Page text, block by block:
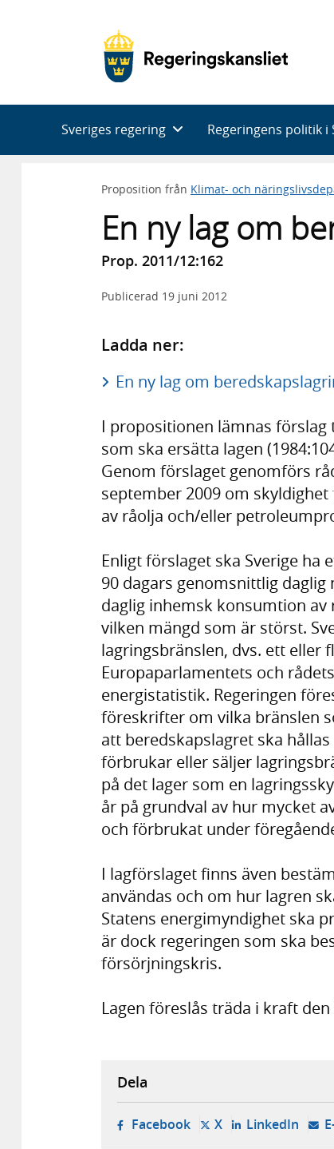
Sveriges regering Regeringens politik i
Proposition från Klimat- och
En ny lag om
Prop. 2011/12:162
Publicerad 19 juni 2012
Ladda ner:
En ny lag om
I propositionen lämnas förslag
som ska ersätta lagen
Genom förslaget genomförs
september 2009 om
av råolja och/eller
Enligt förslaget ska Sverige
90 dagars genomsnittlig
daglig inhemsk konsumtion
vilken mängd som är störst.
lagringsbränslen, dvs. ett eller
Europaparlamentets och
energistatistik. Regeringen
föreskrifter om vilka bränslen
att beredskapslagret ska
förbrukar eller säljer
på det lager som en
år på grundval av hur mycket
och förbrukat under
I lagförslaget finns även
användas och om hur lagren
Statens energimyndighet ska
är dock regeringen som ska
försörjningskris.
Lagen föreslås träda i kraft
Dela
Facebook- öppnas i ny flik,
X- öppnas i ny flik,
LinkedIn-